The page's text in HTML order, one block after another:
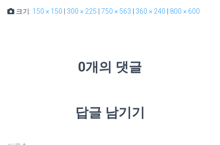
크기: 150 × 150 | 300 × 225 | 750 × 563 | 360 × 240 | 800 × 600
0개의 댓글
답글 남기기